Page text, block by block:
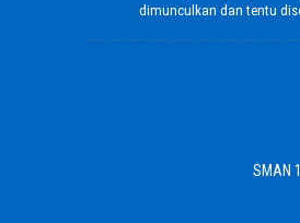
dimunculkan dan tentu
SMAN